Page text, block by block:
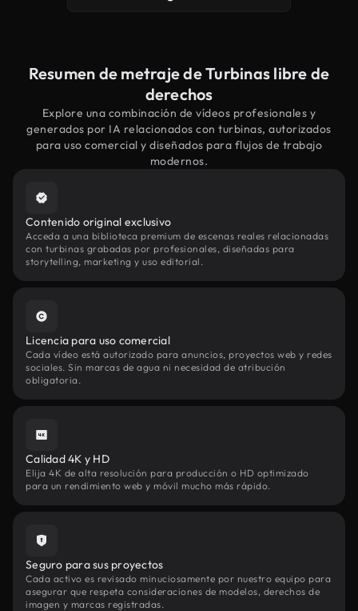
Resumen de metraje de Turbinas libre de
derechos
Explore una combinación de vídeos profesionales y
generados por IA relacionados con turbinas, autorizados
para uso comercial y diseñados para flujos de trabajo
modernos.
Contenido original exclusivo
Acceda a una biblioteca premium de escenas reales relacionadas
con turbinas grabadas por profesionales, diseñadas para
storytelling, marketing y uso editorial.
Licencia para uso comercial
Cada vídeo está autorizado para anuncios, proyectos web y redes
sociales. Sin marcas de agua ni necesidad de atribución
obligatoria.
Calidad 4K y HD
Elija 4K de alta resolución para producción o HD optimizado
para un rendimiento web y móvil mucho más rápido.
Seguro para sus proyectos
Cada activo es revisado minuciosamente por nuestro equipo para
asegurar que respeta consideraciones de modelos, derechos de
imagen y marcas registradas.